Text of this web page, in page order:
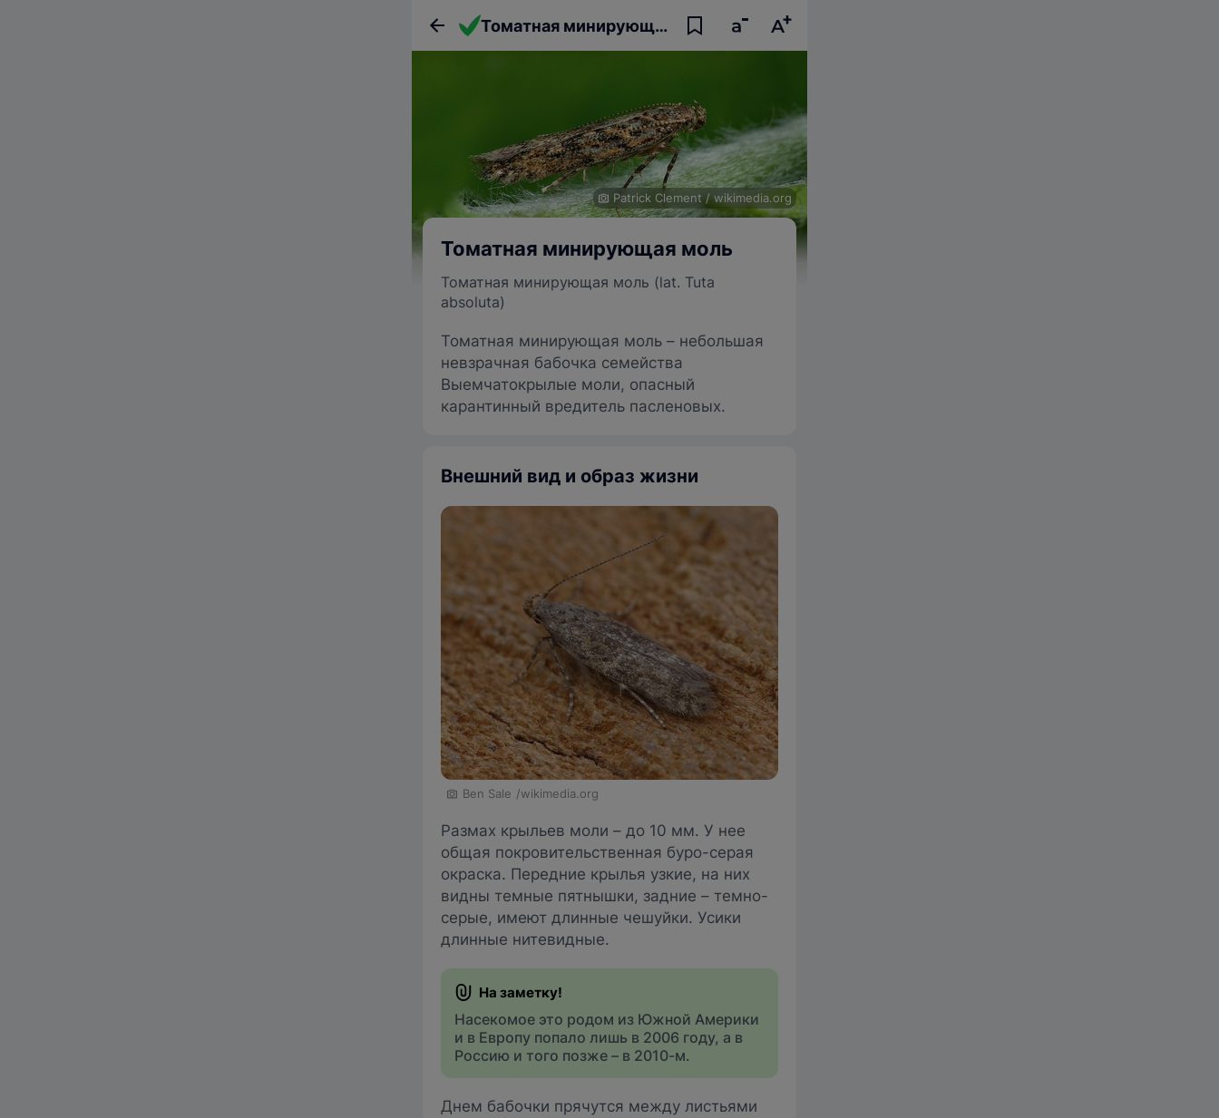
Томатная минирующая моль
Patrick Clement /wikimedia.org
Томатная минирующая моль
Томатная минирующая моль (lat. Tuta
absoluta)
Томатная минирующая моль – небольшая
невзрачная бабочка семейства
Выемчатокрылые моли, опасный
карантинный вредитель пасленовых.
Внешний вид и образ жизни
Ben Sale /wikimedia.org
Размах крыльев моли – до 10 мм. У нее
общая покровительственная буро-серая
окраска. Передние крылья узкие, на них
видны темные пятнышки, задние – темно-
серые, имеют длинные чешуйки. Усики
длинные нитевидные.
Насекомое это родом из Южной Америки
и в Европу попало лишь в 2006 году, а в
Россию и того позже – в 2010-м.
Днем бабочки прячутся между листьями